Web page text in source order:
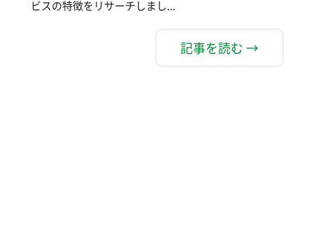
ビスの特徴をリサーチしまし...
記事を読む →